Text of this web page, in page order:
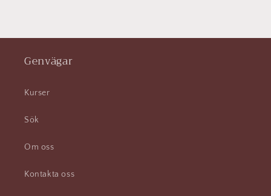
Genvägar
Kurser
Sök
Om oss
Kontakta oss